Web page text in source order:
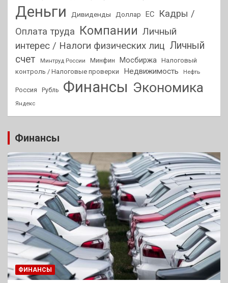
Деньги Дивиденды Доллар ЕС
Кадры /
Оплата труда Компании Личный
интерес / Налоги физических лиц Личный
счет
Минтруд России Минфин Мосбиржа Налоговый
контроль / Налоговые проверки
Недвижимость Нефть
Россия Рубль Финансы Экономика
Яндекс
Финансы
ФИНАНСЫ